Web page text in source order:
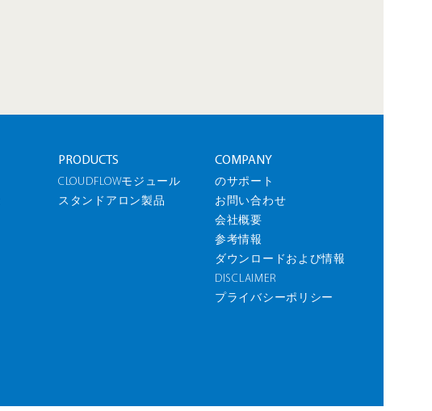
PRODUCTS
CLOUDFLOWモジュール
スタンドアロン製品
COMPANY
のサポート
お問い合わせ
会社概要
参考情報
ダウンロードおよび情報
DISCLAIMER
プライバシーポリシー